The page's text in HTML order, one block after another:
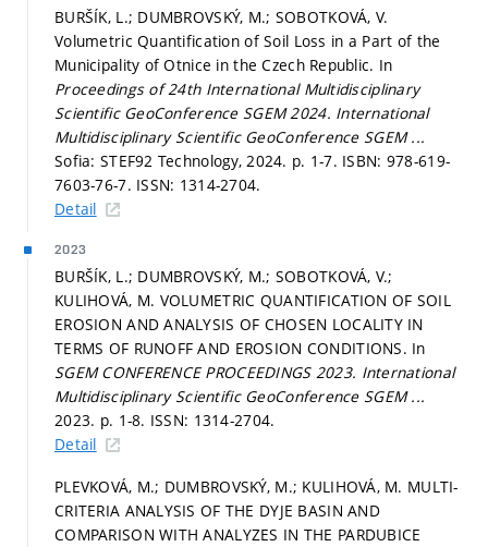
BURŠÍK, L.; DUMBROVSKÝ, M.; SOBOTKOVÁ, V.
Volumetric Quantification of Soil Loss in a Part of the
Municipality of Otnice in the Czech Republic. In
Proceedings of 24th International Multidisciplinary
Scientific GeoConference SGEM 2024. International
Multidisciplinary Scientific GeoConference SGEM ...
Sofia: STEF92 Technology, 2024. p. 1-7. ISBN: 978-619-
7603-76-7. ISSN: 1314-2704.
Detail
2023
BURŠÍK, L.; DUMBROVSKÝ, M.; SOBOTKOVÁ, V.;
KULIHOVÁ, M. VOLUMETRIC QUANTIFICATION OF SOIL
EROSION AND ANALYSIS OF CHOSEN LOCALITY IN
TERMS OF RUNOFF AND EROSION CONDITIONS. In
SGEM CONFERENCE PROCEEDINGS 2023. International
Multidisciplinary Scientific GeoConference SGEM ...
2023. p. 1-8. ISSN: 1314-2704.
Detail
PLEVKOVÁ, M.; DUMBROVSKÝ, M.; KULIHOVÁ, M. MULTI-
CRITERIA ANALYSIS OF THE DYJE BASIN AND
COMPARISON WITH ANALYZES IN THE PARDUBICE